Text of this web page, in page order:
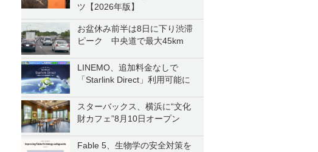
ツ【2026年版】
お盆休み前半は8日に下り渋滞
ピーク 中央道で最大45km
LINEMO、追加料金なしで
「Starlink Direct」利用可能に
スターバックス、横浜に“文化
財カフェ”8月10日オープン
Fable 5、生物学の安全対策を